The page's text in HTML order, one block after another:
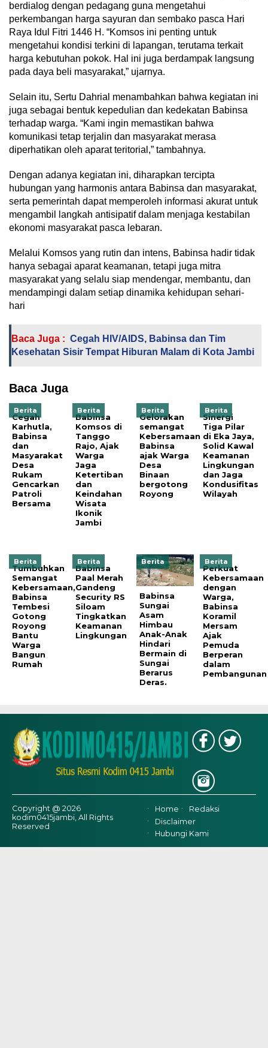
berdialog dengan pedagang guna mengetahui
perkembangan harga sayuran dan sembako pasca Hari
Raya Idul Fitri 1446 H. “Komsos ini penting untuk
mengetahui kondisi terkini di lapangan, terutama terkait
harga kebutuhan pokok. Hal ini juga berdampak langsung
pada daya beli masyarakat,” ujarnya.
Selain itu, Sertu Dahrial menambahkan bahwa kegiatan ini
juga sebagai bentuk kepedulian dan kedekatan Babinsa
terhadap warga. “Kami ingin memastikan bahwa
komunikasi tetap terjalin dan masyarakat merasa
diperhatikan oleh aparat teritorial,” tambahnya.
Dengan adanya kegiatan ini, diharapkan tercipta
hubungan yang harmonis antara Babinsa dan masyarakat,
serta pemerintah dapat memperoleh informasi akurat untuk
mengambil langkah antisipatif dalam menjaga kestabilan
ekonomi masyarakat pasca lebaran.
Melalui Komsos yang rutin dan intens, Babinsa hadir tidak
hanya sebagai aparat keamanan, tetapi juga mitra
masyarakat yang selalu siap mendengar, membantu, dan
mendampingi dalam setiap dinamika kehidupan sehari-
hari
Baca Juga : Cegah HIV/AIDS, Babinsa dan Tim
Kesehatan Sisir Tempat Hiburan Malam di Kota Jambi
Baca Juga
Berita
Cegah
Karhutla,
Babinsa
dan
Masyarakat
Desa
Rukam
Gencarkan
Patroli
Bersama
Berita
Babinsa
Komsos di
Tanggo
Rajo, Ajak
Warga
Jaga
Ketertiban
dan
Keindahan
Wisata
Ikonik
Jambi
Berita
Gelorakan
semangat
Kebersamaan
Babinsa
ajak Warga
Desa
Binaan
bergotong
Royong
Berita
Sinergi
Tiga Pilar
di Eka Jaya,
Solid Kawal
Keamanan
Lingkungan
dan Jaga
Kondusifitas
Wilayah
Berita
Tumbuhkan
Semangat
Kebersamaan,
Babinsa
Tembesi
Gotong
Royong
Bantu
Warga
Bangun
Rumah
Berita
Babinsa
Paal Merah
Gandeng
Security RS
Siloam
Tingkatkan
Keamanan
Lingkungan
Berita
Babinsa
Sungai
Asam
Himbau
Anak-Anak
Hindari
Bermain di
Sungai
Berarus
Deras.
Berita
Perkuat
Kebersamaan
dengan
Warga,
Babinsa
Koramil
Mersam
Ajak
Pemuda
Berperan
dalam
Pembangunan
Copyright @ 2026
kodim0415jambi, All Rights
Reserved
Home
Redaksi
Disclaimer
Hubungi Kami